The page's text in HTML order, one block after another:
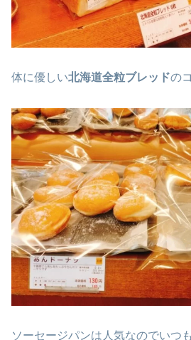
体に優しい北海道全粒ブレッドの
ソーセージパンは人気なのでいつ